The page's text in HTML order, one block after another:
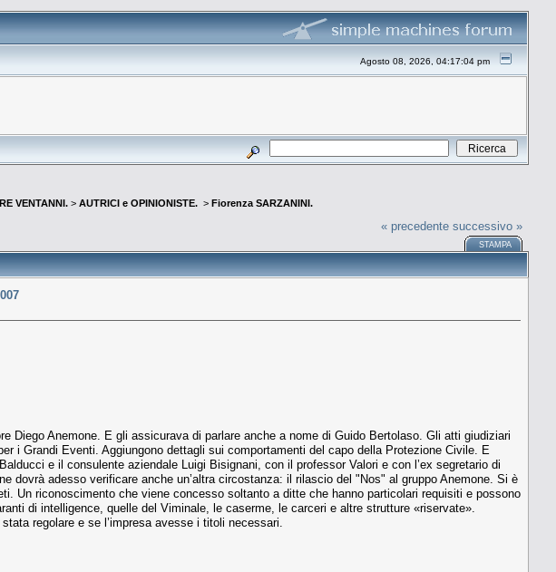
Agosto 08, 2026, 04:17:04 pm
VENTANNI. > AUTRICI e OPINIONISTE. > Fiorenza SARZANINI.
« precedente successivo »
STAMPA
Anemone. E gli assicurava di parlare anche a nome di Guido Bertolaso. Gli atti giudiziari
i Grandi Eventi. Aggiungono dettagli sui comportamenti del capo della Protezione Civile. E
e il consulente aziendale Luigi Bisignani, con il professor Valori e con l’ex segretario di
dovrà adesso verificare anche un’altra circostanza: il rilascio del "Nos" al gruppo Anemone. Si è
Un riconoscimento che viene concesso soltanto a ditte che hanno particolari requisiti e possono
di intelligence, quelle del Viminale, le caserme, le carceri e altre strutture «riservate».
regolare e se l’impresa avesse i titoli necessari.